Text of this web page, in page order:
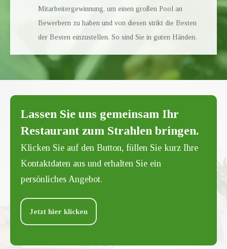
Mitarbeitergewinnung, um einen großen Pool an
Bewerbern zu haben und von diesen strikt die Besten
der Besten einzustellen. So sind Sie in guten Händen.
Lassen Sie uns gemeinsam Ihr
Restaurant zum Strahlen bringen.
Klicken Sie auf den Button, füllen Sie kurz Ihre
Kontaktdaten aus und erhalten Sie ein
persönliches Angebot.
Jetzt hier klicken